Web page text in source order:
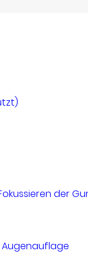
der
Augenauflage